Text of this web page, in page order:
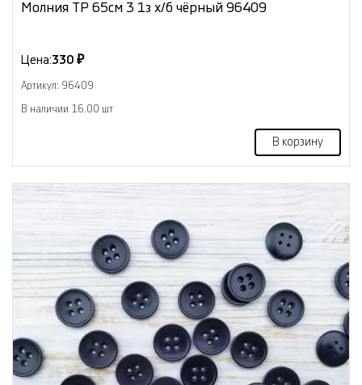
Молния ТР 65см 3 1з х/б чёрный 96409
Цена:330 ₽
Артикул: 96409
В наличии 16.00 шт
В корзину